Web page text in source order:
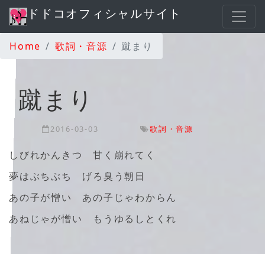
ドドコオフィシャルサイト
Home 歌詞・音源 蹴まり
蹴まり
2016-03-03 歌詞・音源
しびれかんきつ 甘く崩れてく
夢はぶちぶち げろ臭う朝日
あの子が憎い あの子じゃわからん
あねじゃが憎い もうゆるしとくれ